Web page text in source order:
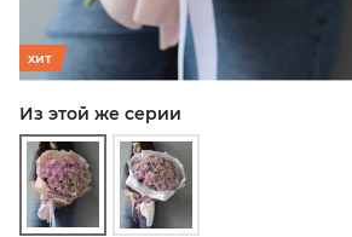
хит
Из этой же серии